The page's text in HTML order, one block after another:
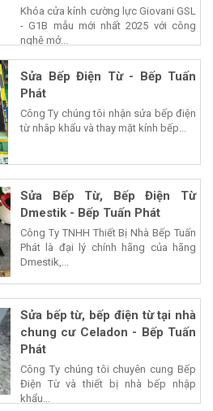
Khóa cửa kính cường lực Giovani GSL
- G1B mẫu mới nhất 2025 với công
nghệ mở...
Sửa Bếp Điện Từ - Bếp Tuấn
Phát
Công Ty chúng tôi nhận sửa bếp điện
từ nhâp khẩu và thay mặt kính bếp...
Sửa Bếp Từ, Bếp Điện Từ
Dmestik - Bếp Tuấn Phát
Công Ty TNHH Thiết Bị Nhà Bếp Tuấn
Phát là đại lý chính hãng của hãng
Dmestik,...
Sửa bếp từ, bếp điện từ tại nhà
chung cư Celadon - Bếp Tuấn
Phát
Công Ty chúng tôi chuyên cung Bếp
Điện Từ và thiết bị nhà bếp nhập
khẩu...